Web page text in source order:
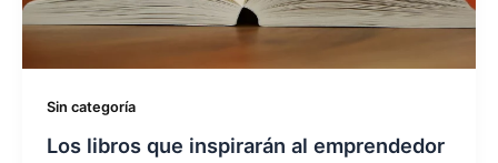
Sin categoría
Los libros que inspirarán al emprendedor
emprendedor